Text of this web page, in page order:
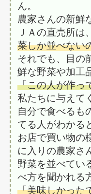
ん。
農家さんの新鮮
ＪＡの直売所は、
菜しか並べない
それでも、目の
鮮な野菜や加工
「この人が作っ
私たちに与えて
自分で食べるも
てる人がわかる
お店で買い物の
に入りの農家さ
野菜を並べてい
べ方を聞かれる
「美味しかった